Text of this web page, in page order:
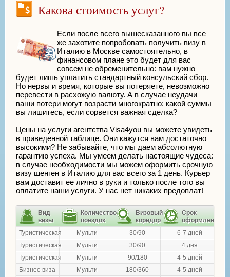
Какова стоимость услуг?
Если после всего вышесказанного вы все
же захотите попробовать получить визу в
Италию в Москве самостоятельно, в
финансовом плане это будет для вас
совсем не обременительно: вам нужно
будет лишь уплатить стандартный консульский сбор.
Но нервы и время, которые вы потеряете, невозможно
перевести в расхожую валюту. А в случае неудачи
ваши потери могут возрасти многократно: какой суммы
вы лишитесь, если сорвется важная сделка?
Цены на услуги агентства Visa4you вы можете увидеть
в приведенной таблице. Они кажутся вам достаточно
высокими? Не забывайте, что мы даем абсолютную
гарантию успеха. Мы умеем делать настоящие чудеса:
в случае необходимости мы можем оформить срочную
визу шенген в Италию для вас всего за 1 день. Курьер
вам доставит ее лично в руки и только после того вы
оплатите наши услуги. У нас нет никаких предоплат!
Вид
визы
Количество
поездок
Визовый
коридор
Срок
оформления
Туристическая
Мульти 30/90 6-7 дней
Туристическая
Мульти 30/90 4 дня
Туристическая
Мульти 90/180 4-5 дней
Бизнес-виза
Мульти 180/360 4-5 дней